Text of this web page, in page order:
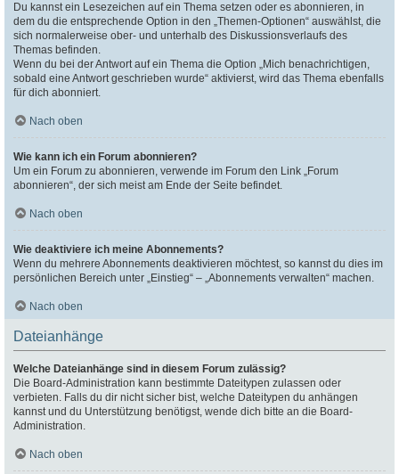
Du kannst ein Lesezeichen auf ein Thema setzen oder es abonnieren, in
dem du die entsprechende Option in den „Themen-Optionen“ auswählst, die
sich normalerweise ober- und unterhalb des Diskussionsverlaufs des
Themas befinden.
Wenn du bei der Antwort auf ein Thema die Option „Mich benachrichtigen,
sobald eine Antwort geschrieben wurde“ aktivierst, wird das Thema ebenfalls
für dich abonniert.
Nach oben
Wie kann ich ein Forum abonnieren?
Um ein Forum zu abonnieren, verwende im Forum den Link „Forum
abonnieren“, der sich meist am Ende der Seite befindet.
Nach oben
Wie deaktiviere ich meine Abonnements?
Wenn du mehrere Abonnements deaktivieren möchtest, so kannst du dies im
persönlichen Bereich unter „Einstieg“ – „Abonnements verwalten“ machen.
Nach oben
Dateianhänge
Welche Dateianhänge sind in diesem Forum zulässig?
Die Board-Administration kann bestimmte Dateitypen zulassen oder
verbieten. Falls du dir nicht sicher bist, welche Dateitypen du anhängen
kannst und du Unterstützung benötigst, wende dich bitte an die Board-
Administration.
Nach oben